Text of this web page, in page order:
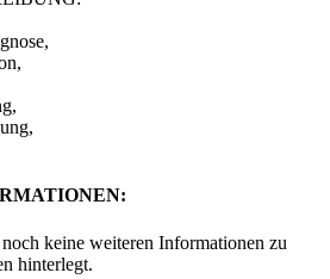
keine weiteren Informationen zu
hinterlegt.